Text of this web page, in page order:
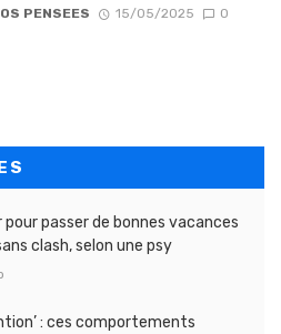
PENSEES 15/05/2025 0
pour passer de bonnes vacances
clash, selon une psy
: ces comportements